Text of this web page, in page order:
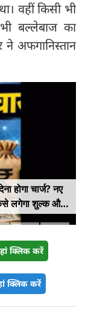
वहीं किसी भी
बल्लेबाज का
ने अफगानिस्तान
होगा चार्ज? नए
लगेगा शुल्क और
क्लिक करें
क्लिक करें